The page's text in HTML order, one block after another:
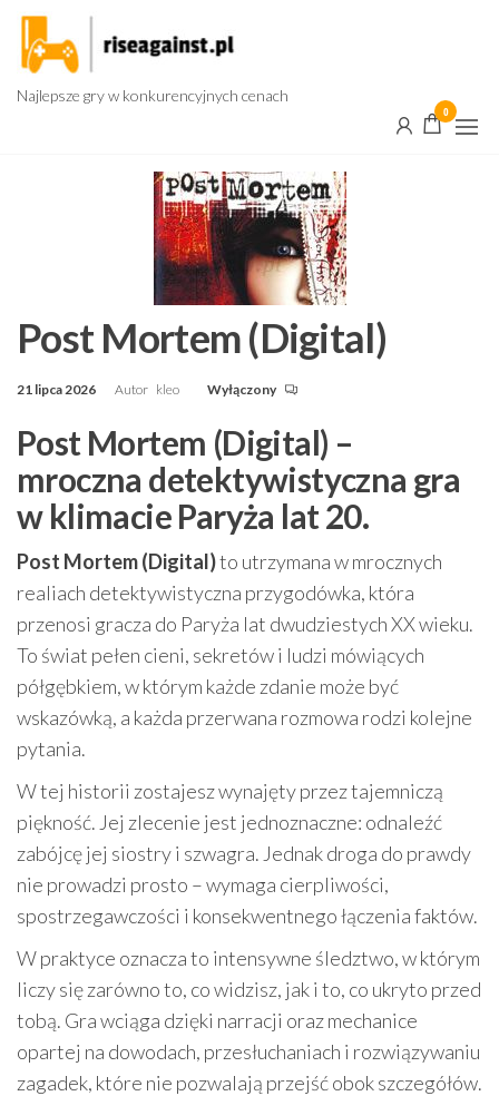
Przejdź
treści
Najlepsze gry w konkurencyjnych cenach
0
Post Mortem (Digital)
21 lipca 2026 Autor kleo Wyłączony
Post Mortem (Digital) –
mroczna detektywistyczna gra
w klimacie Paryża lat 20.
Post Mortem (Digital)to utrzymana w mrocznych
realiach detektywistyczna przygodówka, która
przenosi gracza do Paryża lat dwudziestych XX wieku.
To świat pełen cieni, sekretów i ludzi mówiących
półgębkiem, w którym każde zdanie może być
wskazówką, a każda przerwana rozmowa rodzi kolejne
pytania.
W tej historii zostajesz wynajęty przez tajemniczą
piękność. Jej zlecenie jest jednoznaczne: odnaleźć
zabójcę jej siostry i szwagra. Jednak droga do prawdy
nie prowadzi prosto – wymaga cierpliwości,
spostrzegawczości i konsekwentnego łączenia faktów.
W praktyce oznacza to intensywne śledztwo, w którym
liczy się zarówno to, co widzisz, jak i to, co ukryto przed
tobą. Gra wciąga dzięki narracji oraz mechanice
opartej na dowodach, przesłuchaniach i rozwiązywaniu
zagadek, które nie pozwalają przejść obok szczegółów.